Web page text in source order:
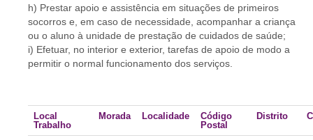
h) Prestar apoio e assistência em situações de primeiros
socorros e, em caso de necessidade, acompanhar a criança
ou o aluno à unidade de prestação de cuidados de saúde;
i) Efetuar, no interior e exterior, tarefas de apoio de modo a
permitir o normal funcionamento dos serviços.
Local
Trabalho
Morada Localidade
Código
Postal
Distrito